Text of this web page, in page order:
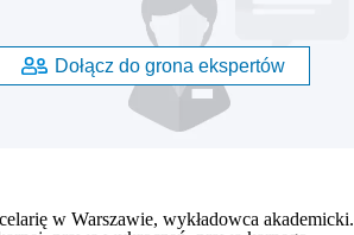
Dołącz do grona ekspertów
w Warszawie, wykładowca akademicki.